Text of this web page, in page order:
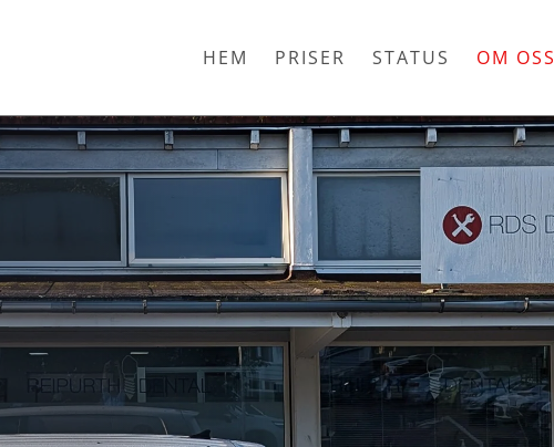
HEM PRISER STATUS OM OSS